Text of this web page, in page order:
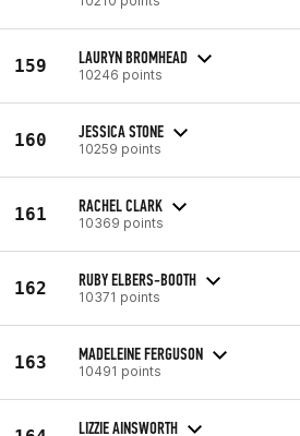
159 LAURYN BROMHEAD
10246 points
160 JESSICA STONE
10259 points
161 RACHEL CLARK
10369 points
162 RUBY ELBERS-BOOTH
10371 points
163 MADELEINE FERGUSON
10491 points
LIZZIE AINSWORTH